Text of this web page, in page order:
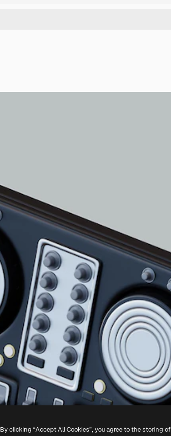
By clicking “Accept All Cookies”, you agree to the storing